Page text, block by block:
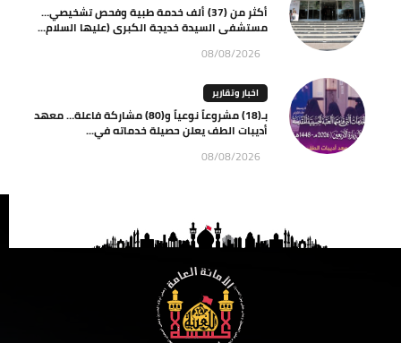
أكثر من (37) ألف خدمة طبية وفحص تشخيصي…
مستشفى السيدة خديجة الكبرى (عليها السلام...
08/08/2026
اخبار وتقارير
بـ(18) مشروعاً نوعياً و(80) مشاركة فاعلة… معهد
أديبات الطف يعلن حصيلة خدماته في...
08/08/2026